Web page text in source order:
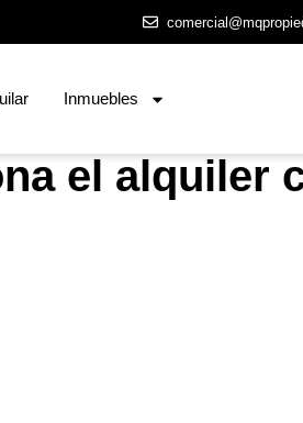
Inmuebles
el alquiler